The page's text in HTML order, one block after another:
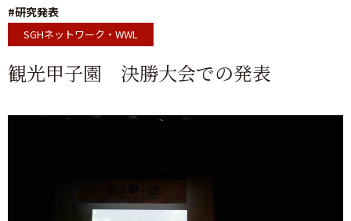
観光甲子園 決勝大会での発表
SGHネットワーク・WWL
#研究発表